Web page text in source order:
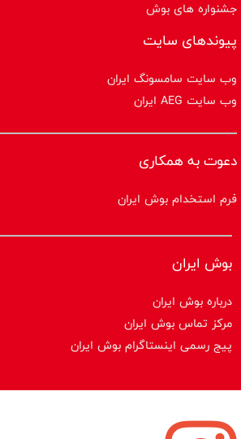
جشنواره های بوش
پیوندهای سایت
وب سایت سامسونگ ایران
وب سایت AEG ایران
دعوت به همکاری
فرم استخدام بوش ایران
بوش ایران
درباره بوش ایران
مرکز تماس بوش ایران
پیج رسمی اینستاگرام بوش ایران